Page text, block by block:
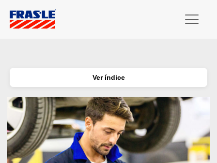
Ver índice